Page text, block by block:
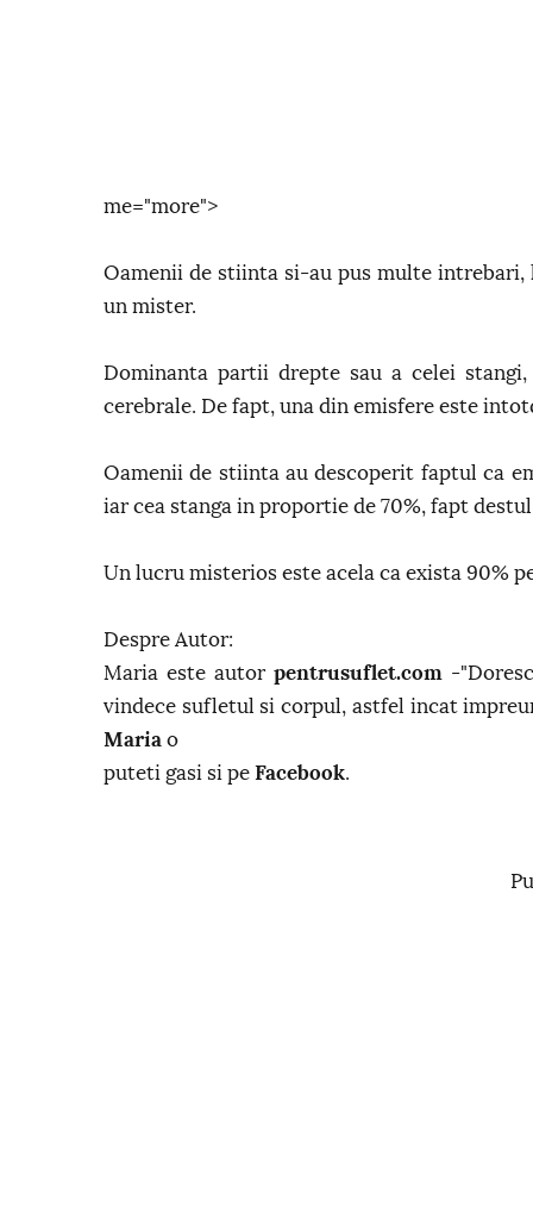
me="more">
Oamenii de stiinta si-au pus multe intrebari,
un mister.
Dominanta partii drepte sau a celei
cerebrale. De fapt, una din emisfere este
Oamenii de stiinta au descoperit faptul ca
iar cea stanga in proportie de 70%, fapt
Un lucru misterios este acela ca exista 90%
Despre Autor:
Maria este autor pentrusuflet.com -
vindece sufletul si corpul, astfel incat
Maria o
puteti gasi si pe Facebook.